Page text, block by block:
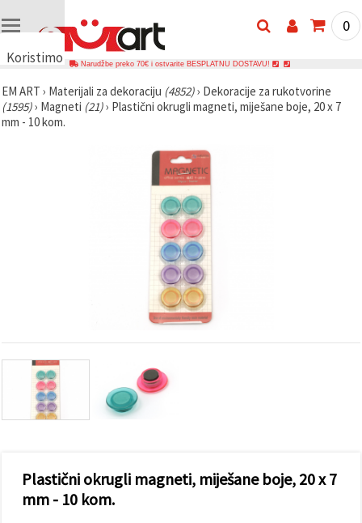
Koristimo
🍪
Koristimo
kolačiće i
prikazivali
sadržaj i
oglase,
uključujući
uz pomoć
naših
Možete
korištenje
0
Narudžbe preko 70€ i ostvarite BESPLATNU DOSTAVU!
EM ART › Materijali za dekoraciju (4852)› Dekoracije za rukotvorine
(1595)› Magneti (21)› Plastični okrugli magneti, miješane boje, 20 x 7
mm - 10 kom.
Plastični okrugli magneti, miješane boje, 20 x 7
mm - 10 kom.